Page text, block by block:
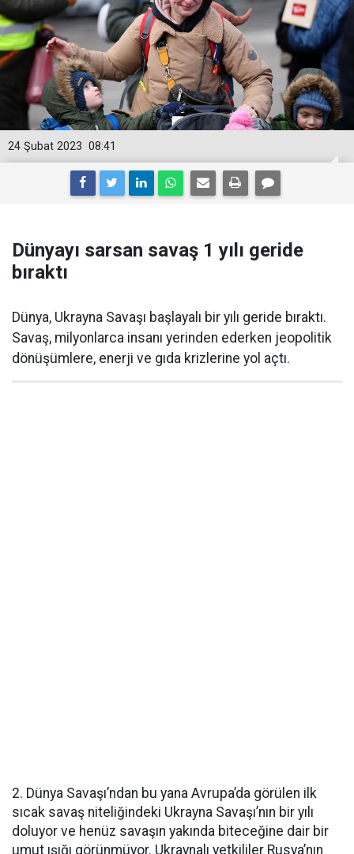
08:41
24 Şubat 2023
Dünyayı sarsan savaş 1 yılı geride
bıraktı
Dünya, Ukrayna Savaşı başlayalı bir yılı geride bıraktı.
Savaş, milyonlarca insanı yerinden ederken jeopolitik
dönüşümlere, enerji ve gıda krizlerine yol açtı.
2. Dünya Savaşı’ndan bu yana Avrupa’da görülen ilk
sıcak savaş niteliğindeki Ukrayna Savaşı’nın bir yılı
doluyor ve henüz savaşın yakında biteceğine dair bir
umut ışığı görünmüyor. Ukraynalı yetkililer Rusya’nın